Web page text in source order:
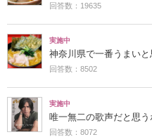
回答数：19635
実施中
神奈川県で一番うまい
回答数：8502
実施中
唯一無二の歌声だと思う
回答数：8072